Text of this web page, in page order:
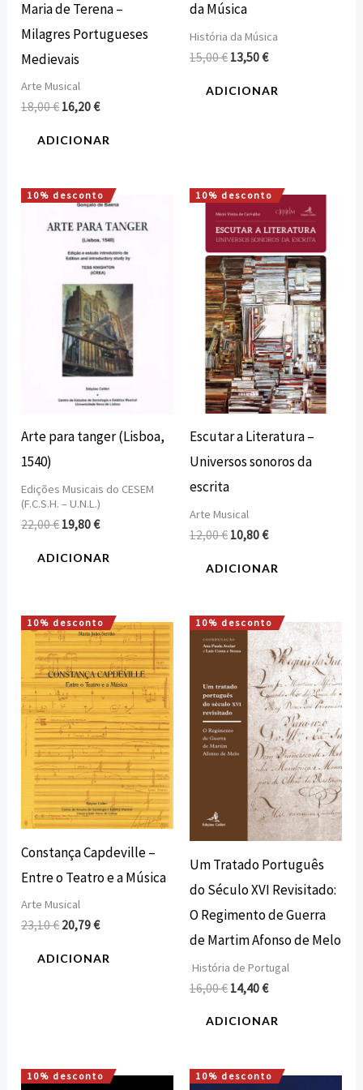
Maria de Terena –
Milagres Portugueses
Medievais
Arte Musical
18,00€ 16,20€
ADICIONAR
da Música
História da Música
15,00€ 13,50€
ADICIONAR
10% desconto
Arte para tanger (Lisboa,
1540)
Edições Musicais do CESEM
(F.C.S.H. – U.N.L.)
22,00€
O
original
era:
22,00 €.
19,80€
O
atual
é:
19,80 €.
ADICIONAR
10% desconto
Escutar a Literatura –
Universos sonoros da
escrita
Arte Musical
12,00€
O
preço
original
12,00 €.
10,80€
O
preço
atual
é:
10,80 €.
ADICIONAR
10% desconto
Constança Capdeville –
Entre o Teatro e a Música
Arte Musical
23,10€
O
preço
original
era:
23,10 €.
20,79€
O
preço
atual
é:
20,79 €.
ADICIONAR
10% desconto
Um Tratado Português
do Século XVI Revisitado:
O Regimento de Guerra
de Martim Afonso de Melo
História de Portugal
16,00€
O
preço
original
era:
16,00 €.
14,40€
O
preço
atual
é:
14,40 €.
ADICIONAR
10% desconto
O
O
10% desconto
O
O